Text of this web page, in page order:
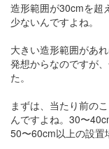
造形範囲が30cmを超
少ないんですよね。
大きい造形範囲があ
発想からなのですが
た。
まずは、当たり前の
んですよね。30〜
50〜60cm以上の設置